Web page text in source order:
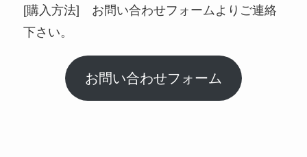
[購入方法] お問い合わせフォームよりご連絡
下さい。
お問い合わせフォーム